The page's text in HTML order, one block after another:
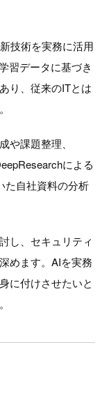
技術を実務に活用
習データに基づき
り、従来のITとは
や課題整理、
による
た自社資料の分析
し、セキュリティ
めます。AIを実務
に付けさせたいと